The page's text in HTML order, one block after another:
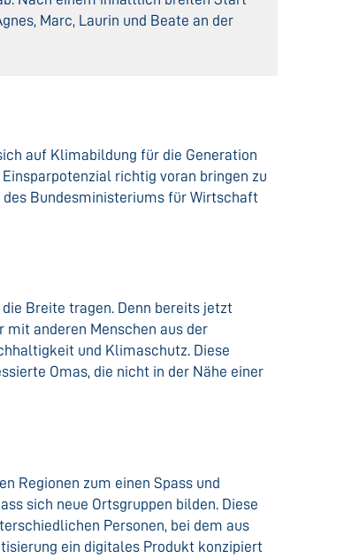
Marc, Laurin und Beate an der
auf Klimabildung für die Generation
richtig voran bringen zu
des Bundesministeriums für Wirtschaft
Breite tragen. Denn bereits jetzt
mit anderen Menschen aus der
und Klimaschutz. Diese
Omas, die nicht in der Nähe einer
Regionen zum einen Spass und
sich neue Ortsgruppen bilden. Diese
Personen, bei dem aus
ein digitales Produkt konzipiert